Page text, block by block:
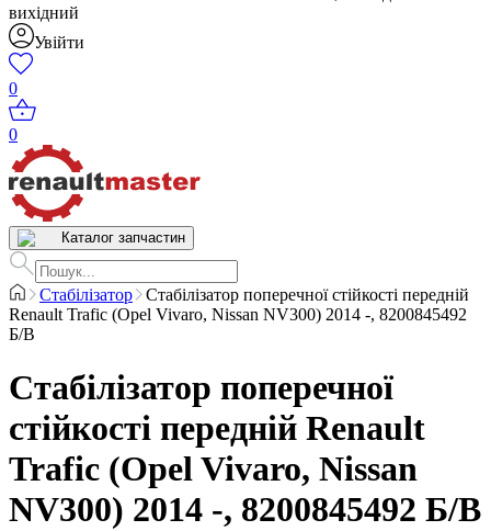
вихідний
Увійти
0
0
Каталог запчастин
Стабілізатор
Стабілізатор поперечної стійкості передній
Renault Trafic (Opel Vivaro, Nissan NV300) 2014 -, 8200845492
Б/В
Стабілізатор поперечної
стійкості передній Renault
Trafic (Opel Vivaro, Nissan
NV300) 2014 -, 8200845492 Б/В